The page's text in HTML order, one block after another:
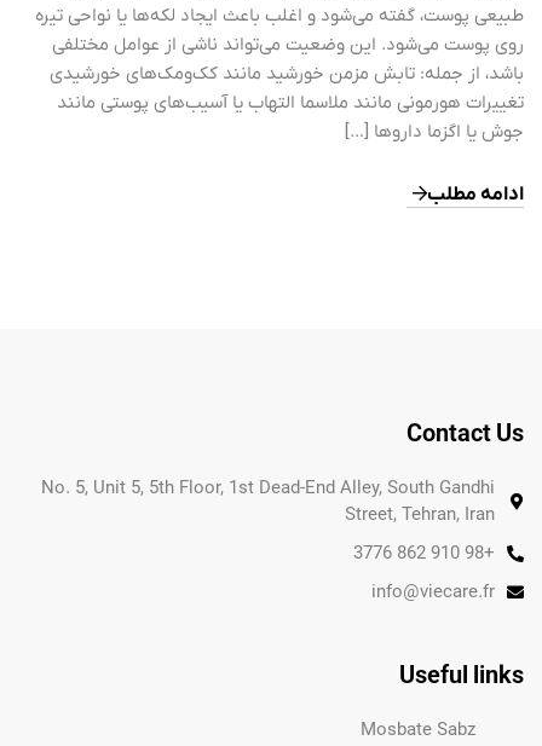
طبیعی پوست، گفته می‌شود و اغلب باعث ایجاد لکه‌ها یا نواحی تیره
روی پوست می‌شود. این وضعیت می‌تواند ناشی از عوامل مختلفی
باشد، از جمله: تابش مزمن خورشید مانند کک‌ومک‌های خورشیدی
تغییرات هورمونی مانند ملاسما التهاب یا آسیب‌های پوستی مانند
جوش یا اگزما داروها […]
ادامه مطلب
Contact Us
No. 5, Unit 5, 5th Floor, 1st Dead-End Alley, South Gandhi
Street, Tehran, Iran
+98 910 862 3776
info@viecare.fr
Useful links
Mosbate Sabz